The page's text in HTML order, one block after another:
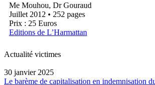
Me Mouhou, Dr Gouraud
Juillet 2012 • 252 pages
Prix : 25 Euros
Editions de L’Harmattan
Actualité victimes
30 janvier 2025
Le barème de capitalisation en indemnisation